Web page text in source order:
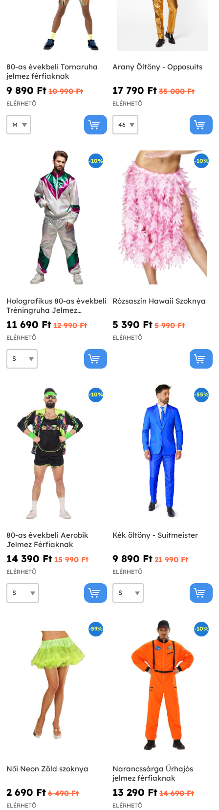
80-as évekbeli Tornaruha
jelmez férfiaknak
9 890 Ft‎ 10 990 Ft‎
ELÉRHETŐ
Arany Öltöny - Opposuits
17 790 Ft‎ 35 000 Ft‎
ELÉRHETŐ
-10%
Holografikus 80-as évekbeli
Tréningruha Jelmez
Felnőtteknek
11 690 Ft‎ 12 990 Ft‎
ELÉRHETŐ
-10%
Rózsaszín Hawaii Szoknya
5 390 Ft‎ 5 990 Ft‎
ELÉRHETŐ
-10%
80-as évekbeli Aerobik
Jelmez Férfiaknak
14 390 Ft‎ 15 990 Ft‎
ELÉRHETŐ
-55%
Kék öltöny - Suitmeister
9 890 Ft‎ 21 990 Ft‎
ELÉRHETŐ
-59%
Női Neon Zöld szoknya
2 690 Ft‎ 6 490 Ft‎
ELÉRHETŐ
-10%
Narancssárga Űrhajós
jelmez férfiaknak
13 290 Ft‎ 14 690 Ft‎
ELÉRHETŐ